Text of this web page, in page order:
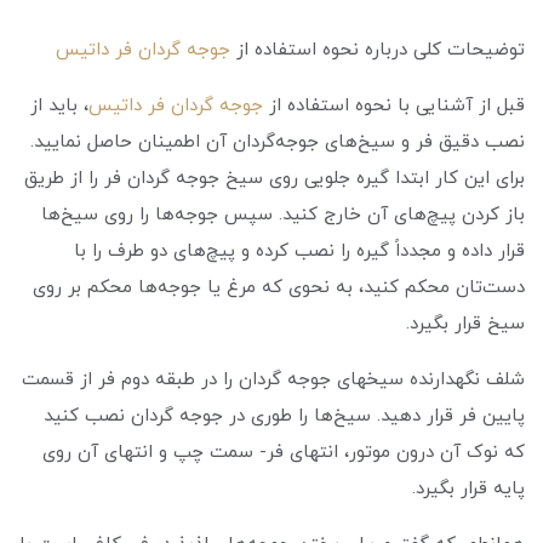
توضیحات کلی درباره نحوه استفاده از جوجه گردان فر داتیس
قبل از آشنایی با نحوه استفاده از جوجه گردان فر داتیس، باید از
نصب دقیق فر و سیخ‌های جوجه‌گردان آن اطمینان حاصل نمایید.
برای این کار ابتدا گیره جلویی روی سیخ جوجه گردان فر را از طریق
باز کردن پیچ‌های آن خارج کنید. سپس جوجه‌ها را روی سیخ‌ها
قرار داده و مجدداً گیره را نصب کرده و پیچ‌های دو طرف را با
دست‌تان محکم کنید، به نحوی که مرغ یا جوجه‌ها محکم بر روی
سیخ قرار بگیرد.
شلف نگهدارنده سیخهای جوجه گردان را در طبقه دوم فر از قسمت
پایین فر قرار دهید. سیخ‌‎ها را طوری در جوجه گردان نصب کنید
که نوک آن درون موتور، انتهای فر- سمت چپ و انتهای آن روی
پایه قرار بگیرد.